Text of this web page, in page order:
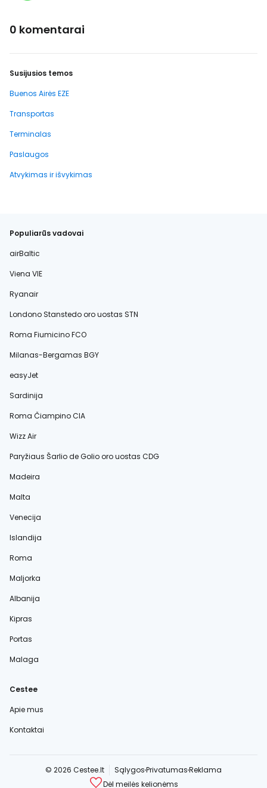
0 komentarai
Susijusios temos
Buenos Airės EZE
Transportas
Terminalas
Paslaugos
Atvykimas ir išvykimas
Populiarūs vadovai
airBaltic
Viena VIE
Ryanair
Londono Stanstedo oro uostas STN
Roma Fiumicino FCO
Milanas-Bergamas BGY
easyJet
Sardinija
Roma Čiampino CIA
Wizz Air
Paryžiaus Šarlio de Golio oro uostas CDG
Madeira
Malta
Venecija
Islandija
Roma
Maljorka
Albanija
Kipras
Portas
Malaga
Cestee
Apie mus
Kontaktai
© 2026 Cestee.lt SąlygosPrivatumasReklama
Dėl meilės kelionėms